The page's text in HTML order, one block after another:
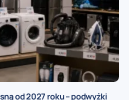
od 2027 roku – podwyżki